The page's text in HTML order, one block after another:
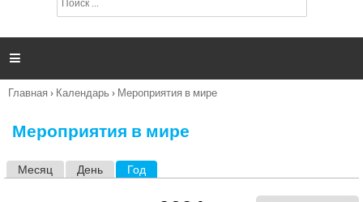
п
и

Вы
Главная › Календарь › Мероприятия в мире
Мероприятия в мире
Месяц День Год